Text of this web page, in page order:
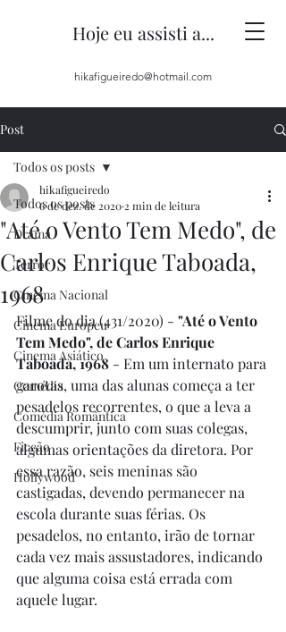
Hoje eu assisti a...
hikafigueiredo@hotmail.com
Post
Todos os posts
Drama
Terror
Cinema Nacional
Cinema Europeu
Cinema Asiático
Comédia
Comédia Romântica
Ficção
Hollywood
Todos os posts
"Até o Vento Tem Medo", de
Carlos Enrique Taboada,
1968
hikafigueiredo
6 de dez. de 2020 2 min de leitura
Filme do dia (431/2020) - "Até o Vento
Tem Medo", de Carlos Enrique
Taboada, 1968 - Em um internato para
garotas, uma das alunas começa a ter
pesadelos recorrentes, o que a leva a
descumprir, junto com suas colegas,
algumas orientações da diretora. Por
essa razão, seis meninas são
castigadas, devendo permanecer na
escola durante suas férias. Os
pesadelos, no entanto, irão de tornar
cada vez mais assustadores, indicando
que alguma coisa está errada com
aquele lugar.